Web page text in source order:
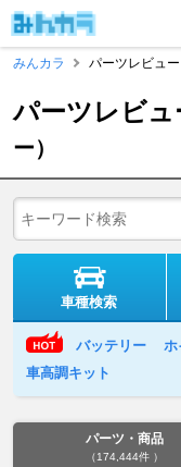
みんカラ
パーツレビュー
パーツレビュ
ー）
車種検索
バッテリー ホ
車高調キット
パーツ・商品
（174,444件 ）